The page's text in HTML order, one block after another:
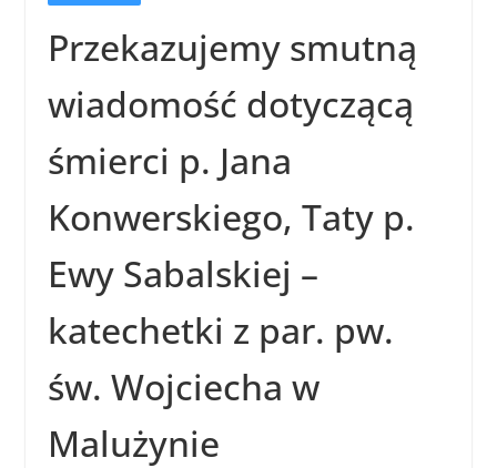
Przekazujemy smutną
wiadomość dotyczącą
śmierci p. Jana
Konwerskiego, Taty p.
Ewy Sabalskiej –
katechetki z par. pw.
św. Wojciecha w
Malużynie